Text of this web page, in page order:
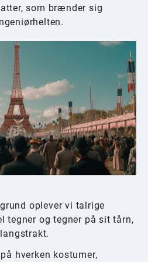
som brænder sig
oplever vi talrige
tegner og tegner på sit tårn,
hverken kostumer,